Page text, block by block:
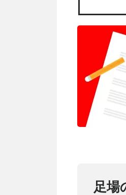
足場